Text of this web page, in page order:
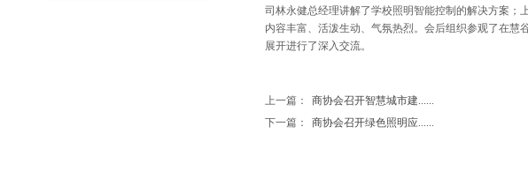
司林永健总经理讲解了学校照明智能控制的解决方案；
内容丰富、活泼生动、气氛热烈。会后组织参观了在
展开进行了深入交流。
上一篇：
商协会召开智慧城市建......
下一篇：
商协会召开绿色照明应......